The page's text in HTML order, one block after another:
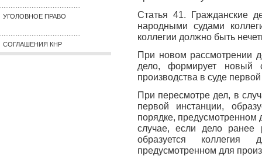
УГОЛОВНОЕ ПРАВО
СОГЛАШЕНИЯ КНР
Статья 41. Гражданские
народными судами
коллегии должно быть
При новом рассмотрении
дело, формирует новый
производства в суде
При пересмотре дел, в
первой инстанции,
порядке, предусмотренном
случае, если дело ранее
образуется
предусмотренном для